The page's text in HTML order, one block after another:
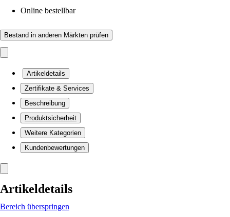
Online bestellbar
Bestand in anderen Märkten prüfen
Artikeldetails
Zertifikate & Services
Beschreibung
Produktsicherheit
Weitere Kategorien
Kundenbewertungen
Artikeldetails
Bereich überspringen